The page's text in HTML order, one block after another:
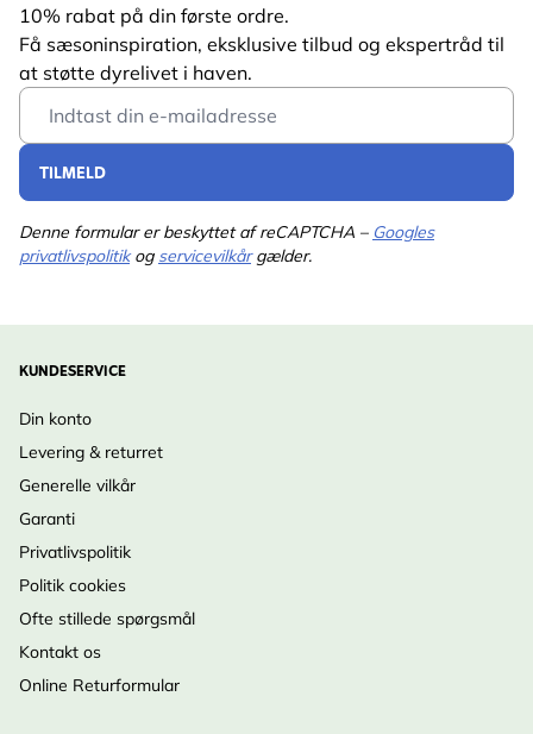
materialevalg.
10% rabat på din første ordre.
Få sæsoninspiration, eksklusive tilbud og ekspertråd til
at støtte dyrelivet i haven.
Email Address
TILMELD
Denne formular er beskyttet af reCAPTCHA – Googles
privatlivspolitikog servicevilkårgælder.
KUNDESERVICE
Din konto
Levering & returret
Generelle vilkår
Garanti
Privatlivspolitik
Politik cookies
Ofte stillede spørgsmål
Kontakt os
Online Returformular